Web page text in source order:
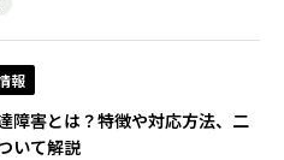
報
障害とは？特徴や対応方法、二
いて解説